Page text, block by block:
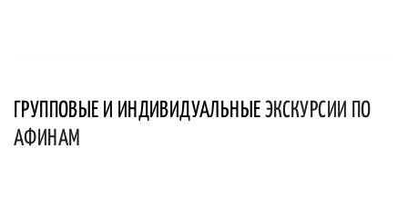
ГРУППОВЫЕ И ИНДИВИДУАЛЬНЫЕ ЭКСКУРСИИ ПО
АФИНАМ